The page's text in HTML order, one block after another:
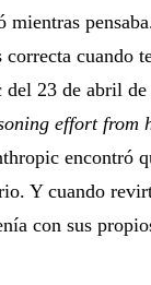
mientras
correcta cuando
23 de abril de
effort from
encontró
Y cuando
con sus